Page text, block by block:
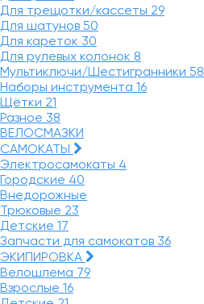
Для трещотки/кассеты 29
Для шатунов 50
Для кареток 30
Для рулевых колонок 8
Мультиключи/Шестигранники 58
Наборы инструмента 16
Щётки 21
Разное 38
ВЕЛОСМАЗКИ
САМОКАТЫ
Электросамокаты 4
Городские 40
Внедорожные
Трюковые 23
Детские 17
Запчасти для самокатов 36
ЭКИПИРОВКА
Велошлема 79
Взрослые 16